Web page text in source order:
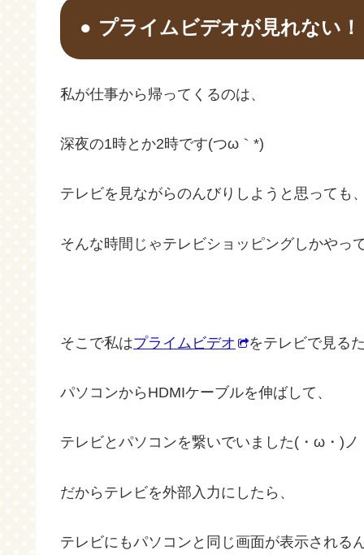
プライムビデオが見れない
私が仕事から帰ってくるのは、
深夜の1時とか2時です(つω｀*)
テレビを見ながらのんびりしようと思っても
そんな時間じゃテレビショッピングしかやっ
そこで私はプライムビデオ をテレビで見る
パソコンからHDMIケーブルを伸ばして、
テレビとパソコンを繋いでいました(・ω・)ノ
だからテレビを外部入力にしたら、
テレビにもパソコンと同じ画面が表示される